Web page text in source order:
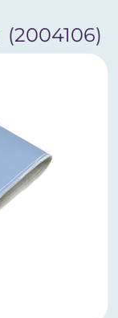
(2004106)